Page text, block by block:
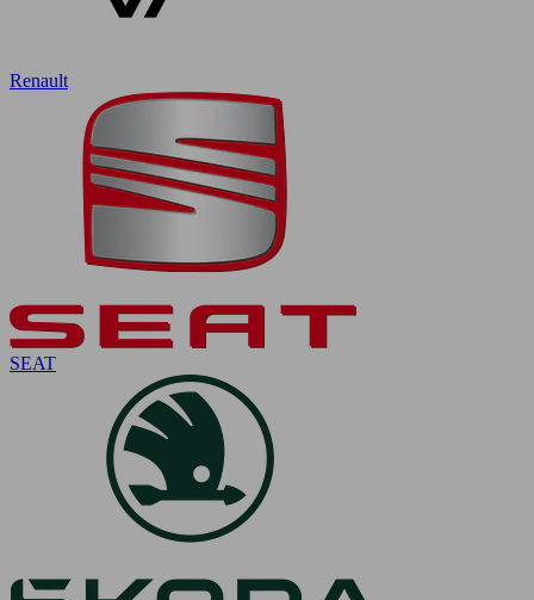
Renault
SEAT